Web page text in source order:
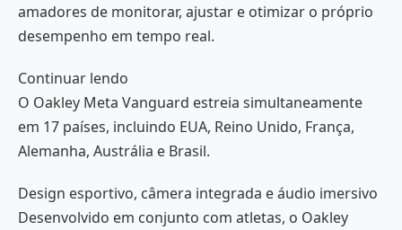
amadores de monitorar, ajustar e otimizar o próprio
desempenho em tempo real.
Continuar lendo
O Oakley Meta Vanguard estreia simultaneamente
em 17 países, incluindo EUA, Reino Unido, França,
Alemanha, Austrália e Brasil.
Design esportivo, câmera integrada e áudio imersivo
Desenvolvido em conjunto com atletas, o Oakley